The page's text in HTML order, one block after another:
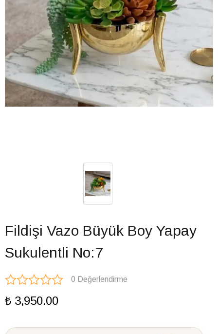
Fildişi Vazo Büyük Boy Yapay
Sukulentli No:7
0 Değerlendirme
₺ 3,950.00